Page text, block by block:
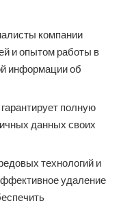
компании
и опытом работы в
информации об
полную
данных своих
технологий и
удаление